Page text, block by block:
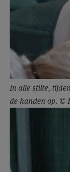
In alle stilte,
de handen op. ©